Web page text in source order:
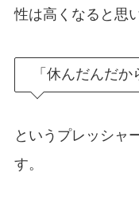
性は高くなると思
「休んだんだ
というプレッシャ
す。